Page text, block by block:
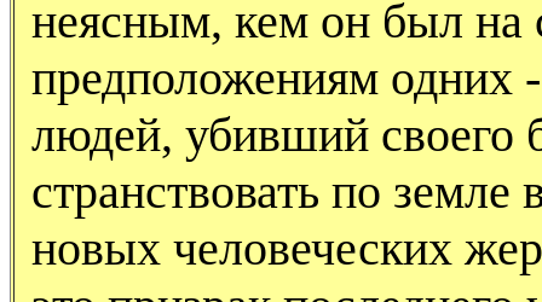
неясным, кем он был на
предположениям одних
людей, убивший своего
странствовать по земле
новых человеческих